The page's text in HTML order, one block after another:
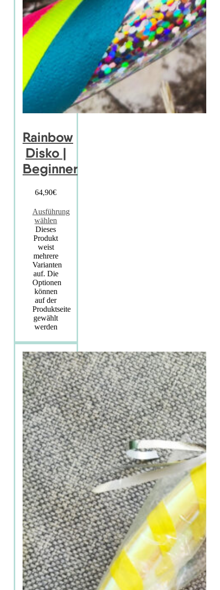
Rainbow
Disko |
Beginner
64,90€
Ausführung
wählen
Dieses
Produkt
weist
mehrere
Varianten
auf. Die
Optionen
können
auf der
Produktseite
gewählt
werden